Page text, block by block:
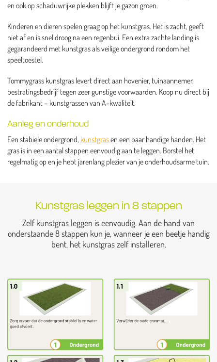
en ook op schaduwrijke plekken blijft je gazon groen.
Kinderen en dieren spelen graag op het kunstgras. Het is zacht, geeft
niet af en is snel droog na een regenbui. Een extra zachte landing is
gegarandeerd met kunstgras als veilige ondergrond rondom het
speeltoestel.
Tommygrass kunstgras levert direct aan hovenier, tuinaannemer,
bestratingsbedrijf tegen zeer gunstige voorwaarden. Koop nu direct bij
de fabrikant – kunstgrassen van A-kwaliteit.
Aanleg en onderhoud
Een stabiele ondergrond, kunstgrasen een paar handige handen. Het
gras is in een aantal stappen eenvoudig aan te leggen. Borstel het
regelmatig op en je hebt jarenlang plezier van je onderhoudsarme tuin.
Kunstgras leggen in 8 stappen
Zelf kunstgras leggen is eenvoudig. Aan de hand van
onderstaande 8 stappen kun je, wanneer je een beetje handig
bent, het kunstgras zelf installeren.